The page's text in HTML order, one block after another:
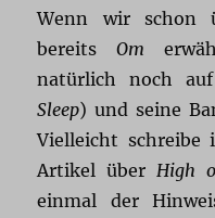
Wenn wir schon
bereitsOm
natürlich noch
Sleep) und seine
Vielleicht schreibe
Artikel über High
einmal der